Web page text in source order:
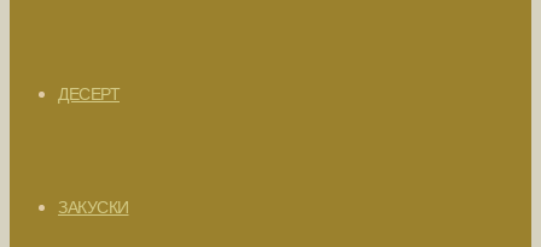
ДЕСЕРТ
ЗАКУСКИ